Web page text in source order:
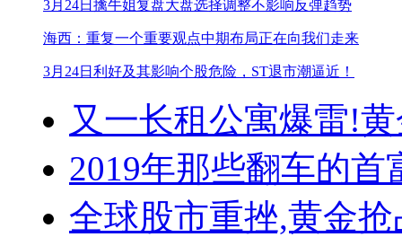
3月24日擒牛姐复盘大盘选择调整不影响反弹趋势
海西：重复一个重要观点中期布局正在向我们走来
3月24日利好及其影响个股危险，ST退市潮逼近！
又一长租公寓爆雷!
2019年那些翻车的首
全球股市重挫,黄金抢